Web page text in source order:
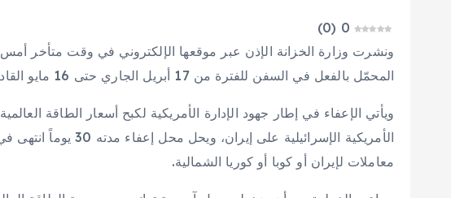
0
(
0
)
ونشرت وزارة الخزانة الإذن عبر موقعها الإلكتروني في وقت متأخر
المحمّل بالفعل في السفن للفترة من 17 أبريل الجاري حتى 16 مايو القادم.
ويأتي الإعفاء في إطار جهود الإدارة الأمريكية لكبح أسعار الطاقة
معاملات لإيران أو كوبا أو كوريا الشمالية.